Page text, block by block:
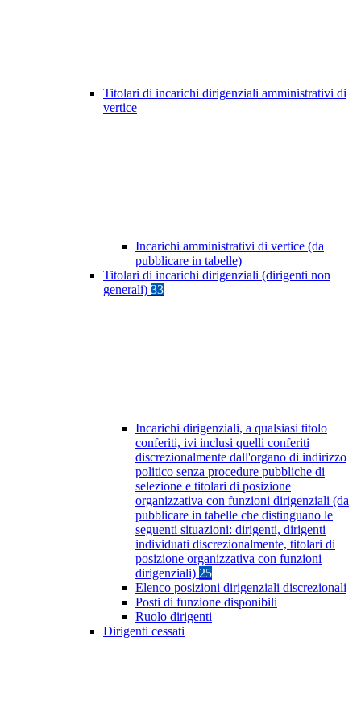
Titolari di incarichi dirigenziali amministrativi di
vertice
Incarichi amministrativi di vertice (da
pubblicare in tabelle)
Titolari di incarichi dirigenziali (dirigenti non
generali) 33
Incarichi dirigenziali, a qualsiasi titolo
conferiti, ivi inclusi quelli conferiti
discrezionalmente dall'organo di indirizzo
politico senza procedure pubbliche di
selezione e titolari di posizione
organizzativa con funzioni dirigenziali (da
pubblicare in tabelle che distinguano le
seguenti situazioni: dirigenti, dirigenti
individuati discrezionalmente, titolari di
posizione organizzativa con funzioni
dirigenziali) 25
Elenco posizioni dirigenziali discrezionali
Posti di funzione disponibili
Ruolo dirigenti
Dirigenti cessati